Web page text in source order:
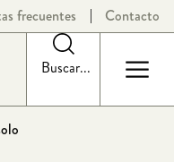
frecuentes Contacto
Buscar...